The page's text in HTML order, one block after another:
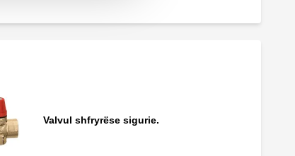
Valvul shfryrëse sigurie.